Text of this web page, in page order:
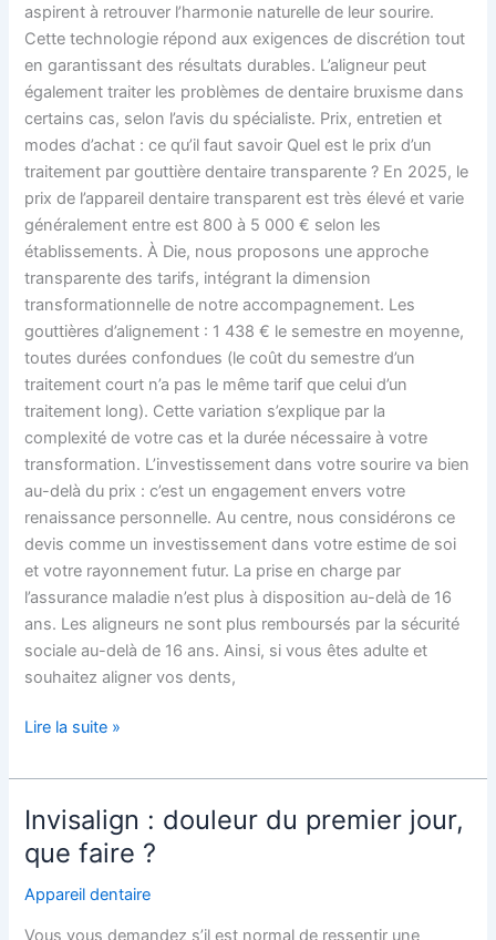
aspirent à retrouver l’harmonie naturelle de leur sourire.
Cette technologie répond aux exigences de discrétion tout
en garantissant des résultats durables. L’aligneur peut
également traiter les problèmes de dentaire bruxisme dans
certains cas, selon l’avis du spécialiste. Prix, entretien et
modes d’achat : ce qu’il faut savoir Quel est le prix d’un
traitement par gouttière dentaire transparente ? En 2025, le
prix de l’appareil dentaire transparent est très élevé et varie
généralement entre est 800 à 5 000 € selon les
établissements. À Die, nous proposons une approche
transparente des tarifs, intégrant la dimension
transformationnelle de notre accompagnement. Les
gouttières d’alignement : 1 438 € le semestre en moyenne,
toutes durées confondues (le coût du semestre d’un
traitement court n’a pas le même tarif que celui d’un
traitement long). Cette variation s’explique par la
complexité de votre cas et la durée nécessaire à votre
transformation. L’investissement dans votre sourire va bien
au-delà du prix : c’est un engagement envers votre
renaissance personnelle. Au centre, nous considérons ce
devis comme un investissement dans votre estime de soi
et votre rayonnement futur. La prise en charge par
l’assurance maladie n’est plus à disposition au-delà de 16
ans. Les aligneurs ne sont plus remboursés par la sécurité
sociale au-delà de 16 ans. Ainsi, si vous êtes adulte et
souhaitez aligner vos dents,
Lire la suite »
Invisalign : douleur du premier jour,
que faire ?
Appareil dentaire
Vous vous demandez s’il est normal de ressentir une
Invisalign
douleur
du